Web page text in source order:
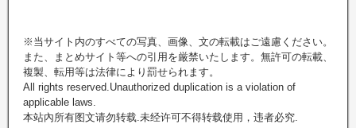
※当サイト内のすべての写真、画像、文の転載はご遠慮ください。
また、まとめサイト等への引用を厳禁いたします。無許可の転載、
複製、転用等は法律により罰せられます。
All rights reserved.Unauthorized duplication is a violation of
applicable laws.
本站內所有图文请勿转载.未经许可不得转载使用，违者必究.